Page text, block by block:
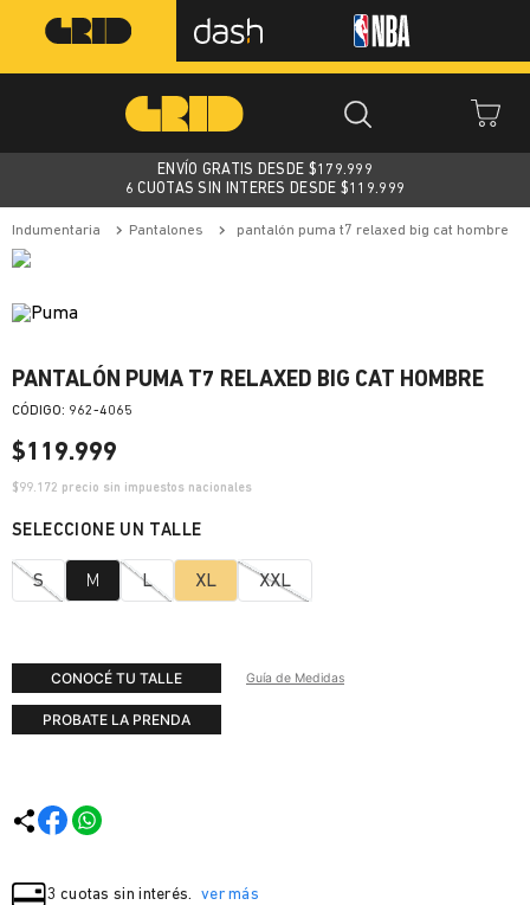
ENVÍO GRATIS DESDE $179.999
6 CUOTAS SIN INTERES DESDE $119.999
indumentaria pantalones pantalón puma t7 relaxed big cat hombre
PANTALÓN PUMA T7 RELAXED BIG CAT HOMBRE
: 962-4065
$119.999
$99.172 precio sin impuestos nacionales
S M L XL XXL
CONOCÉ TU TALLE Guía de Medidas
PROBATE LA PRENDA
3 cuotas sin interés. ver más